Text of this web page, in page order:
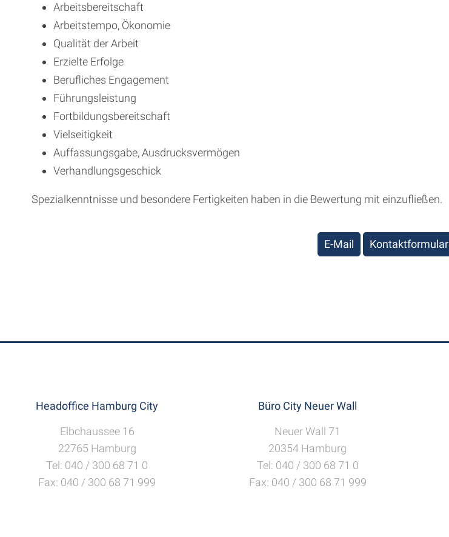
Arbeitsbereitschaft
Arbeitstempo, Ökonomie
Qualität der Arbeit
Erzielte Erfolge
Berufliches Engagement
Führungsleistung
Fortbildungsbereitschaft
Vielseitigkeit
Auffassungsgabe, Ausdrucksvermögen
Verhandlungsgeschick
Spezialkenntnisse und besondere Fertigkeiten haben in die Bewertung mit einzufließen.
E-Mail Kontaktformular
Headoffice Hamburg City
Elbchaussee 16
22765 Hamburg
Tel: 040 / 300 68 71 0
Fax: 040 / 300 68 71 999
Büro City Neuer Wall
Neuer Wall 71
20354 Hamburg
Tel: 040 / 300 68 71 0
Fax: 040 / 300 68 71 999